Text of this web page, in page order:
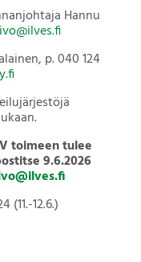
Hannu
p. 040 124
toimeen tulee
9.6.2026
12.6.)